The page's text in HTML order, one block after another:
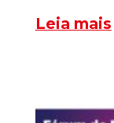
Leia mais